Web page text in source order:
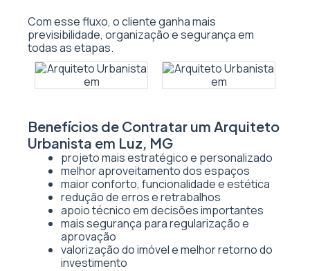
Com esse fluxo, o cliente ganha mais
previsibilidade, organização e segurança em
todas as etapas.
Benefícios de Contratar um Arquiteto
Urbanista em Luz, MG
projeto mais estratégico e personalizado
melhor aproveitamento dos espaços
maior conforto, funcionalidade e estética
redução de erros e retrabalhos
apoio técnico em decisões importantes
mais segurança para regularização e
aprovação
valorização do imóvel e melhor retorno do
investimento